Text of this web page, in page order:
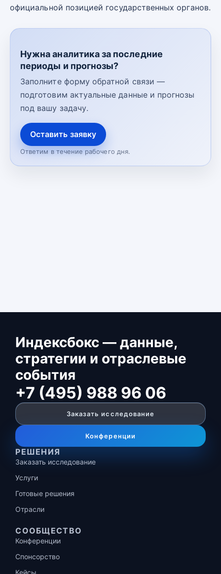
официальной позицией государственных органов.
Нужна аналитика за последние
периоды и прогнозы?
Заполните форму обратной связи —
подготовим актуальные данные и прогнозы
под вашу задачу.
Оставить заявку
Ответим в течение рабочего дня.
Индексбокс — данные,
стратегии и отраслевые
события
+7 (495) 988 96 06
Заказать исследование
Конференции
РЕШЕНИЯ
Заказать исследование
Услуги
Готовые решения
Отрасли
СООБЩЕСТВО
Конференции
Спонсорство